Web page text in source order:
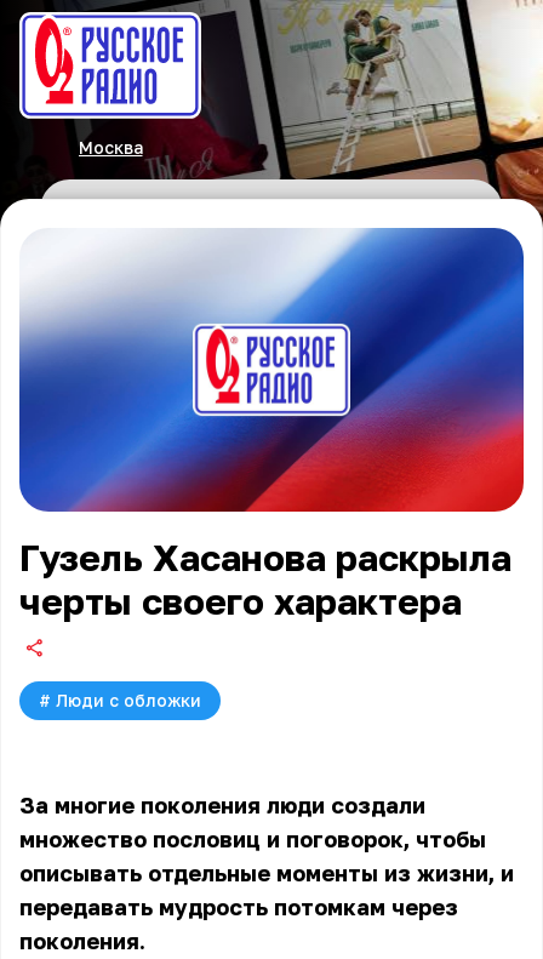
Москва
Гузель Хасанова раскрыла
черты своего характера
# Люди с обложки
За многие поколения люди создали
множество пословиц и поговорок, чтобы
описывать отдельные моменты из жизни, и
передавать мудрость потомкам через
поколения.